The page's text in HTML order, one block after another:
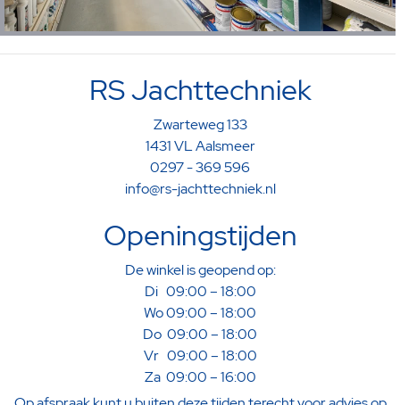
RS Jachttechniek
Zwarteweg 133
1431 VL Aalsmeer
0297 - 369 596
info@rs-jachttechniek.nl
Openingstijden
De winkel is geopend op:
Di 09:00 – 18:00
Wo 09:00 – 18:00
Do 09:00 – 18:00
Vr 09:00 – 18:00
Za 09:00 – 16:00